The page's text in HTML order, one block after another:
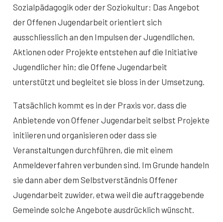
Sozialpädagogik oder der Soziokultur: Das Angebot
der Offenen Jugendarbeit orientiert sich
ausschliesslich an den Impulsen der Jugendlichen.
Aktionen oder Projekte entstehen auf die Initiative
Jugendlicher hin; die Offene Jugendarbeit
unterstützt und begleitet sie bloss in der Umsetzung.
Tatsächlich kommt es in der Praxis vor, dass die
Anbietende von Offener Jugendarbeit selbst Projekte
initiieren und organisieren oder dass sie
Veranstaltungen durchführen, die mit einem
Anmeldeverfahren verbunden sind. Im Grunde handeln
sie dann aber dem Selbstverständnis Offener
Jugendarbeit zuwider, etwa weil die auftraggebende
Gemeinde solche Angebote ausdrücklich wünscht.